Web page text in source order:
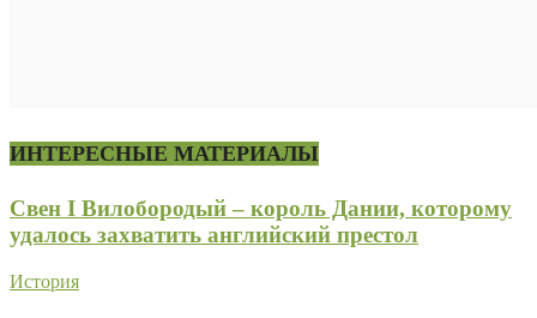
ИНТЕРЕСНЫЕ МАТЕРИАЛЫ
Свен I Вилобородый – король Дании, которому
удалось захватить английский престол
История